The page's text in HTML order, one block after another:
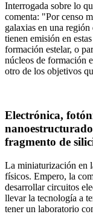
Interrogada sobre lo
comenta: "Por censo
galaxias en una
tienen emisión en
formación estelar, o
núcleos de formación
otro de los objetivos
Electrónica,
fragmento de
La miniaturización en
físicos. Empero, la
desarrollar circuitos
llevar la tecnología a
tener un laboratorio